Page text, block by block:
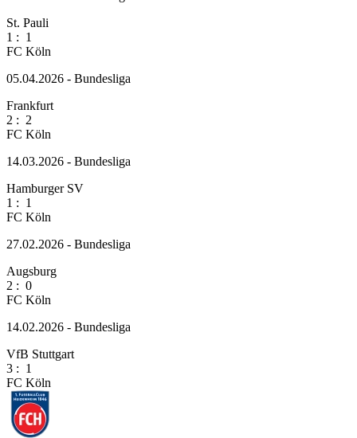
St. Pauli
1 : 1
FC Köln
05.04.2026 - Bundesliga
Frankfurt
2 : 2
FC Köln
14.03.2026 - Bundesliga
Hamburger SV
1 : 1
FC Köln
27.02.2026 - Bundesliga
Augsburg
2 : 0
FC Köln
14.02.2026 - Bundesliga
VfB Stuttgart
3 : 1
FC Köln